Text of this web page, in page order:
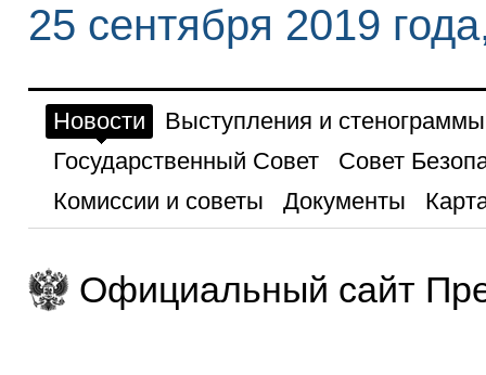
25 сентября 2019
Новости
Выступления и стенограммы
Государственный Совет
Совет
Комиссии и советы
Документы
Официальный сайт